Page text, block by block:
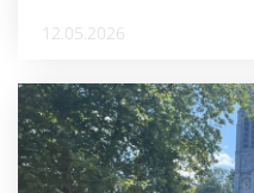
12.05.2026